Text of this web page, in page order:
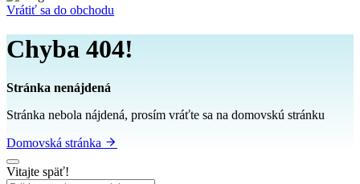
Vrátiť sa do obchodu
Chyba 404!
Stránka nenájdená
Stránka nebola nájdená, prosím vráťte sa na domovskú stránku
Domovská stránka
Vitajte späť!